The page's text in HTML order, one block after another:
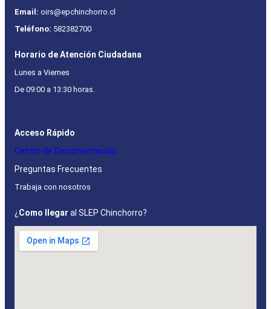
Email: oirs@epchinchorro.cl
Teléfono: 582382700
Horario de Atención Ciudadana
Lunes a Viernes
De 09:00 a 13:30 horas.
Acceso Rápido
Centro de Documentación
Preguntas Frecuentes
Trabaja con nosotros
¿ Como llegar al SLEP Chinchorro?